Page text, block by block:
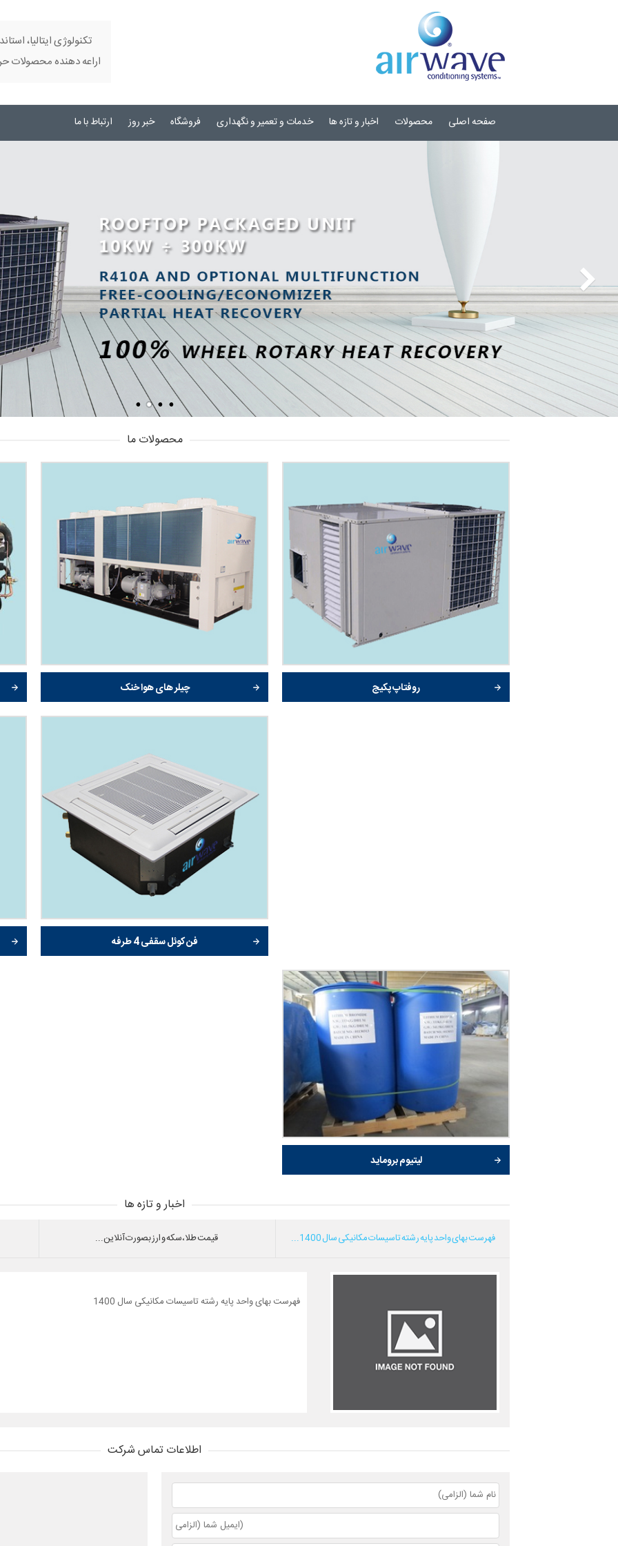
تکنولوژی ایتالیا،
اراعه دهنده محصولات
صفحه اصلی محصولات اخبار و تازه ها خدمات و تعمیر و نگهداری فروشگاه خبر روز ارتباط با ما
محصولات ما
روفتاپ پکیج چیلر های هوا خنک
فن کوئل سقفی 4 طرفه
لیتیوم بروماید
اخبار و تازه ها
فهرست بهای واحد پایه رشته تاسیسات مکانیکی سال 1400... قیمت طلا،سکه و ارز بصورت آنلاین...
فهرست بهای واحد پایه رشته تاسیسات مکانیکی سال 1400
اطلاعات تماس شرکت